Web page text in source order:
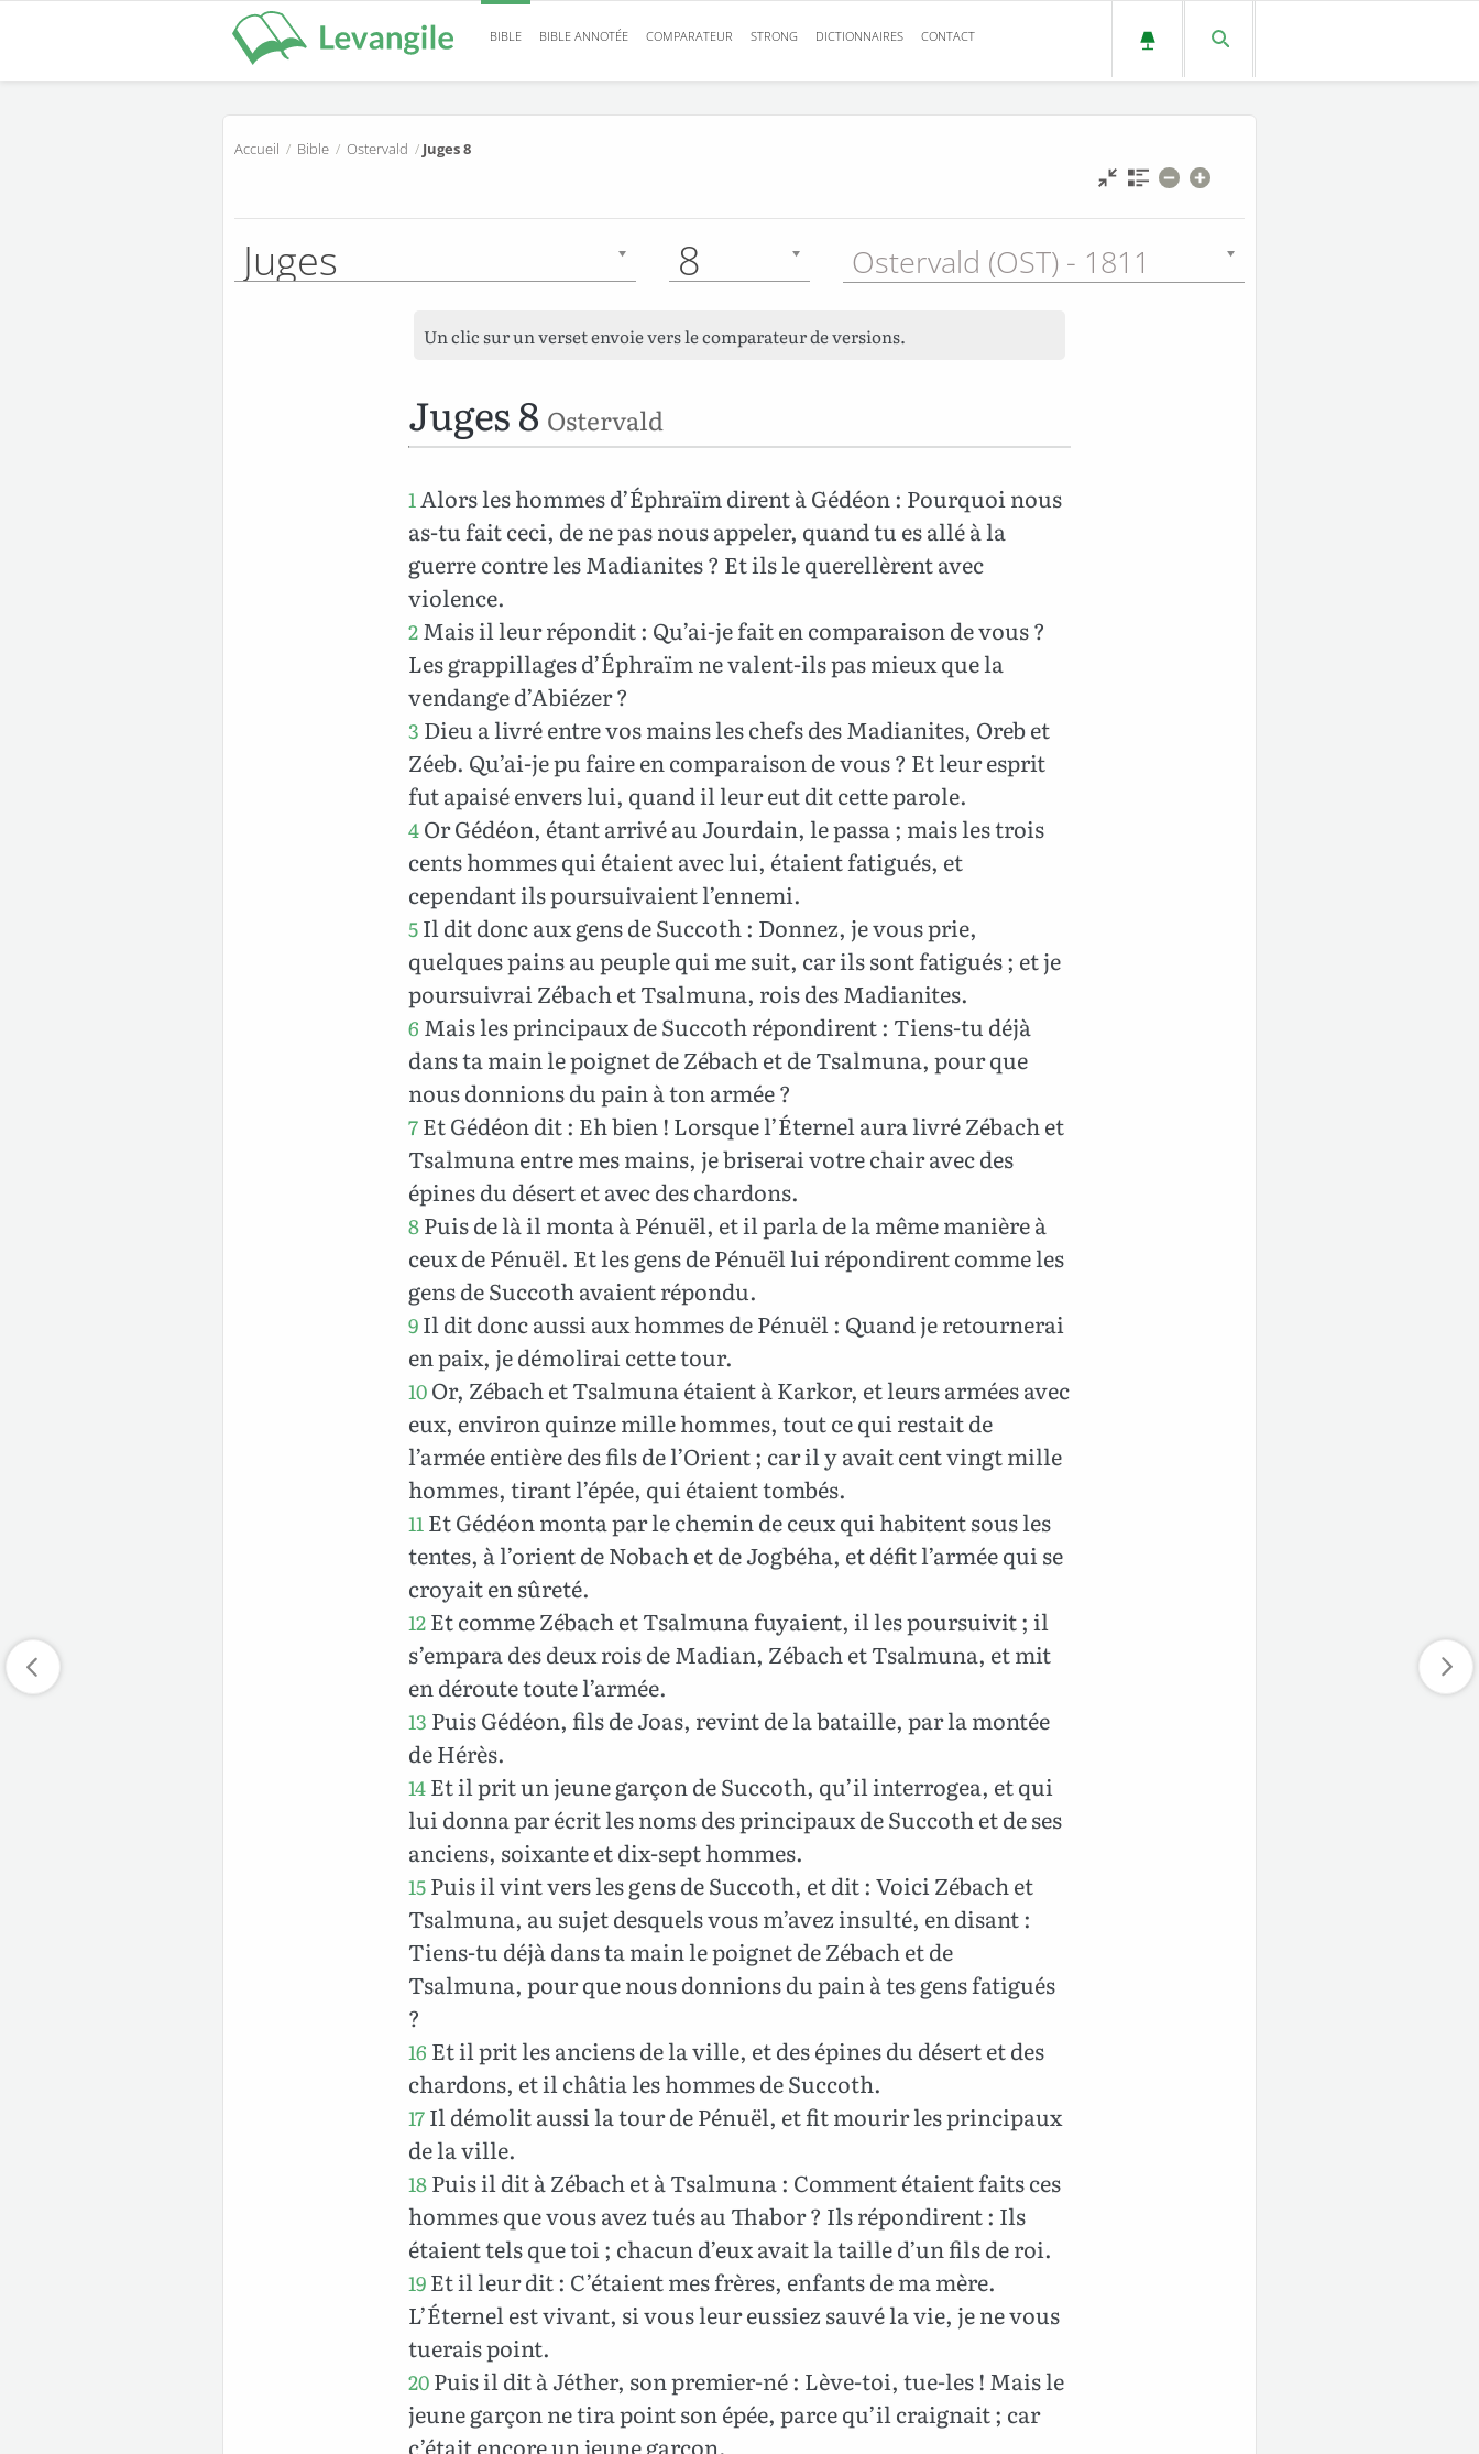
BIBLE BIBLE ANNOTÉE COMPARATEUR STRONG DICTIONNAIRES CONTACT
Accueil / Bible / Ostervald / Juges 8
Juges 8 Ostervald (OST) - 1811
Un clic sur un verset envoie vers le comparateur de versions.
Juges 8 Ostervald
1Alors les hommes d’Éphraïm dirent à Gédéon : Pourquoi nous
as-tu fait ceci, de ne pas nous appeler, quand tu es allé à la
guerre contre les Madianites ? Et ils le querellèrent avec
violence.
2Mais il leur répondit : Qu’ai-je fait en comparaison de vous ?
Les grappillages d’Éphraïm ne valent-ils pas mieux que la
vendange d’Abiézer ?
3 Dieu a livré entre vos mains les chefs des Madianites, Oreb et
Zéeb. Qu’ai-je pu faire en comparaison de vous ? Et leur esprit
fut apaisé envers lui, quand il leur eut dit cette parole.
4Or Gédéon, étant arrivé au Jourdain, le passa ; mais les trois
cents hommes qui étaient avec lui, étaient fatigués, et
cependant ils poursuivaient l’ennemi.
5Il dit donc aux gens de Succoth : Donnez, je vous prie,
quelques pains au peuple qui me suit, car ils sont fatigués ; et je
poursuivrai Zébach et Tsalmuna, rois des Madianites.
6 Mais les principaux de Succoth répondirent : Tiens-tu déjà
dans ta main le poignet de Zébach et de Tsalmuna, pour que
nous donnions du pain à ton armée ?
7Et Gédéon dit : Eh bien ! Lorsque l’Éternel aura livré Zébach et
Tsalmuna entre mes mains, je briserai votre chair avec des
épines du désert et avec des chardons.
8Puis de là il monta à Pénuël, et il parla de la même manière à
ceux de Pénuël. Et les gens de Pénuël lui répondirent comme les
gens de Succoth avaient répondu.
9Il dit donc aussi aux hommes de Pénuël : Quand je retournerai
en paix, je démolirai cette tour.
10Or, Zébach et Tsalmuna étaient à Karkor, et leurs armées avec
eux, environ quinze mille hommes, tout ce qui restait de
l’armée entière des fils de l’Orient ; car il y avait cent vingt mille
hommes, tirant l’épée, qui étaient tombés.
11Et Gédéon monta par le chemin de ceux qui habitent sous les
tentes, à l’orient de Nobach et de Jogbéha, et défit l’armée qui se
croyait en sûreté.
12Et comme Zébach et Tsalmuna fuyaient, il les poursuivit ; il
s’empara des deux rois de Madian, Zébach et Tsalmuna, et mit
en déroute toute l’armée.
13 Puis Gédéon, fils de Joas, revint de la bataille, par la montée
de Hérès.
14Et il prit un jeune garçon de Succoth, qu’il interrogea, et qui
lui donna par écrit les noms des principaux de Succoth et de ses
anciens, soixante et dix-sept hommes.
15Puis il vint vers les gens de Succoth, et dit : Voici Zébach et
Tsalmuna, au sujet desquels vous m’avez insulté, en disant :
Tiens-tu déjà dans ta main le poignet de Zébach et de
Tsalmuna, pour que nous donnions du pain à tes gens fatigués
?
16 Et il prit les anciens de la ville, et des épines du désert et des
chardons, et il châtia les hommes de Succoth.
17Il démolit aussi la tour de Pénuël, et fit mourir les principaux
de la ville.
18Puis il dit à Zébach et à Tsalmuna : Comment étaient faits ces
hommes que vous avez tués au Thabor ? Ils répondirent : Ils
étaient tels que toi ; chacun d’eux avait la taille d’un fils de roi.
19Et il leur dit : C’étaient mes frères, enfants de ma mère.
L’Éternel est vivant, si vous leur eussiez sauvé la vie, je ne vous
tuerais point.
20Puis il dit à Jéther, son premier-né : Lève-toi, tue-les ! Mais le
jeune garçon ne tira point son épée, parce qu’il craignait ; car
c’était encore un jeune garçon.